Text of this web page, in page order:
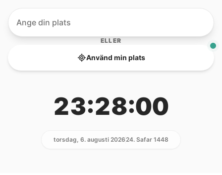
ELLER
Använd min plats
23:28:00
torsdag, 6. augusti 202624. Safar 1448